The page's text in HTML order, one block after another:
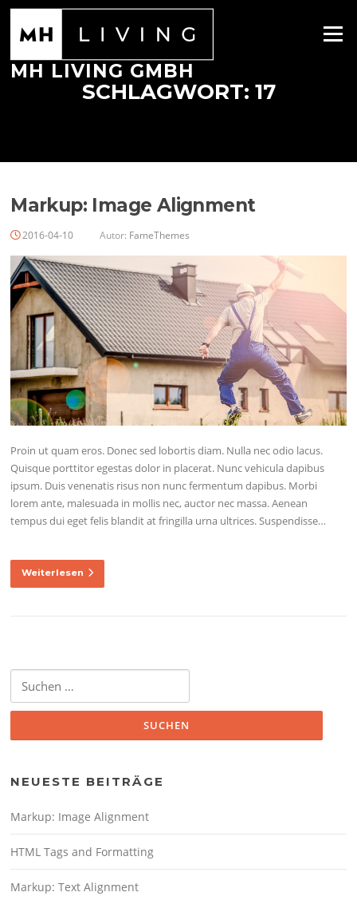
Zum
Inhalt
springen
MH LIVING GMBH
Menü
SCHLAGWORT: 17
Markup: Image Alignment
2016-04-10 Autor: FameThemes
Proin ut quam eros. Donec sed lobortis diam. Nulla nec odio lacus.
Quisque porttitor egestas dolor in placerat. Nunc vehicula dapibus
ipsum. Duis venenatis risus non nunc fermentum dapibus. Morbi
lorem ante, malesuada in mollis nec, auctor nec massa. Aenean
tempus dui eget felis blandit at fringilla urna ultrices. Suspendisse…
Weiterlesen
nach:
NEUESTE BEITRÄGE
Markup: Image Alignment
HTML Tags and Formatting
Markup: Text Alignment